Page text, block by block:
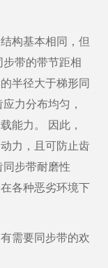
构基本相同，但
带的带节距相
半径大于梯形同
力分布均匀，
能力。 因此，
力，且可防止齿
步带耐磨性
各种恶劣环境下
需要同步带的欢